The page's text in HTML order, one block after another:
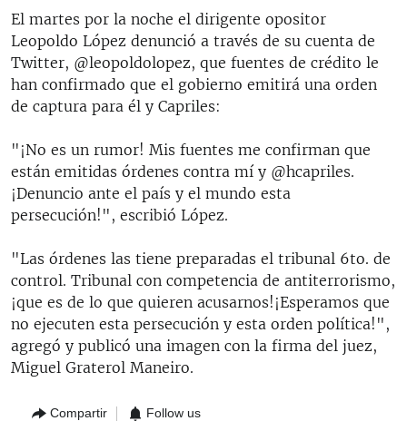
El martes por la noche el dirigente opositor
Leopoldo López denunció a través de su cuenta de
Twitter, @leopoldolopez, que fuentes de crédito le
han confirmado que el gobierno emitirá una orden
de captura para él y Capriles:
"¡No es un rumor! Mis fuentes me confirman que
están emitidas órdenes contra mí y @hcapriles.
¡Denuncio ante el país y el mundo esta
persecución!", escribió López.
"Las órdenes las tiene preparadas el tribunal 6to. de
control. Tribunal con competencia de antiterrorismo,
¡que es de lo que quieren acusarnos!¡Esperamos que
no ejecuten esta persecución y esta orden política!",
agregó y publicó una imagen con la firma del juez,
Miguel Graterol Maneiro.
Compartir Follow us